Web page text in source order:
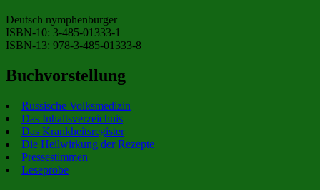
Deutsch nymphenburger
ISBN-10: 3-485-01333-1
ISBN-13: 978-3-485-01333-8
Buchvorstellung
Russische Volksmedizin
Das Inhaltsverzeichnis
Das Krankheitsregister
Die Heilwirkung der Rezepte
Pressestimmen
Leseprobe